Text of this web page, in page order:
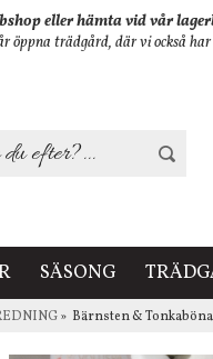
eller hämta vid vår
öppna trädgård, där vi också
SÄSONG
» Bärnsten &